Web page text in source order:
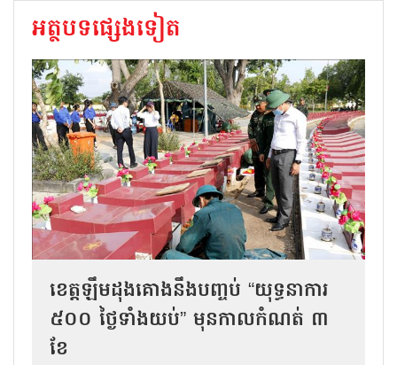
អត្ថបទផ្សេងទៀត
ខេត្តឡឹមដុងគោងនឹងបញ្ចប់ “យុទ្ធនាការ
៥០០ ថ្ងៃទាំងយប់” មុនកាលកំណត់ ៣
ខែ